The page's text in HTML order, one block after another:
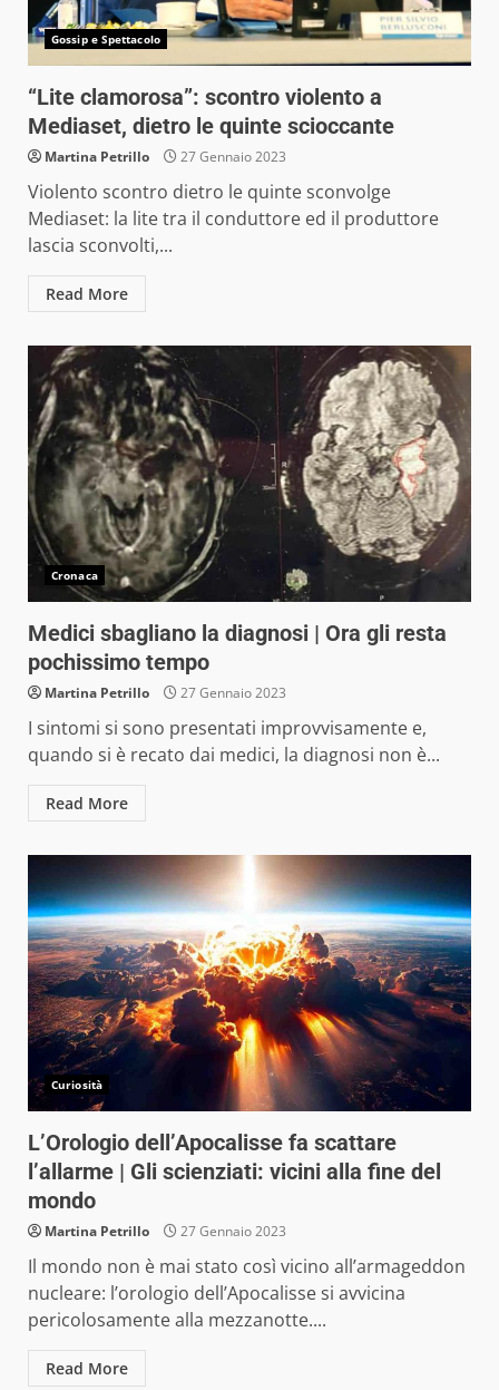
Gossip e Spettacolo
“Lite clamorosa”: scontro violento a
Mediaset, dietro le quinte scioccante
Martina Petrillo 27 Gennaio 2023
Violento scontro dietro le quinte sconvolge
Mediaset: la lite tra il conduttore ed il produttore
lascia sconvolti,...
Read More
Cronaca
Medici sbagliano la diagnosi | Ora gli resta
pochissimo tempo
Martina Petrillo 27 Gennaio 2023
I sintomi si sono presentati improvvisamente e,
quando si è recato dai medici, la diagnosi non è...
Read More
Curiosità
L’Orologio dell’Apocalisse fa scattare
l’allarme | Gli scienziati: vicini alla fine del
mondo
Martina Petrillo 27 Gennaio 2023
Il mondo non è mai stato così vicino all’armageddon
nucleare: l’orologio dell’Apocalisse si avvicina
pericolosamente alla mezzanotte....
Read More